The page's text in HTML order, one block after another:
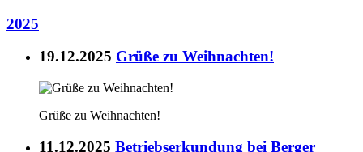
2025
19.12.2025 Grüße zu Weihnachten!
Grüße zu Weihnachten!
11.12.2025 Betriebserkundung bei Berger